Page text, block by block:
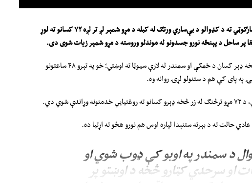
ته د کډوالو د بې‌ساري ورتګ لهکبله د مړو شمېر لږ تر لږه۷۲کسانوته لوړ
پر ساحل د پېنځهنورو جسدونولهموندلو وروسته د مړو شمېر زیات شوی دی.
د اسپانیا چارواکو ویلي، له پنجشنبې راپدېخوا له ۵۰ زره څخه ډېر کسان د ځمکې او سمندر له لارې سیوټا ته اوښتي؛ خو په تېرو ۴۸ ساعتونو
دي.
حالت ته د بېرته ستنېدا لپاره اوس هم نورو هڅو ته اړتیا ده.
د سمندر په اوبو کې ډوب شوي او
او سرحدي کټارو څخه د اوښتو پر